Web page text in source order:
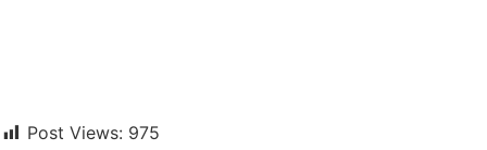
Post Views: 975